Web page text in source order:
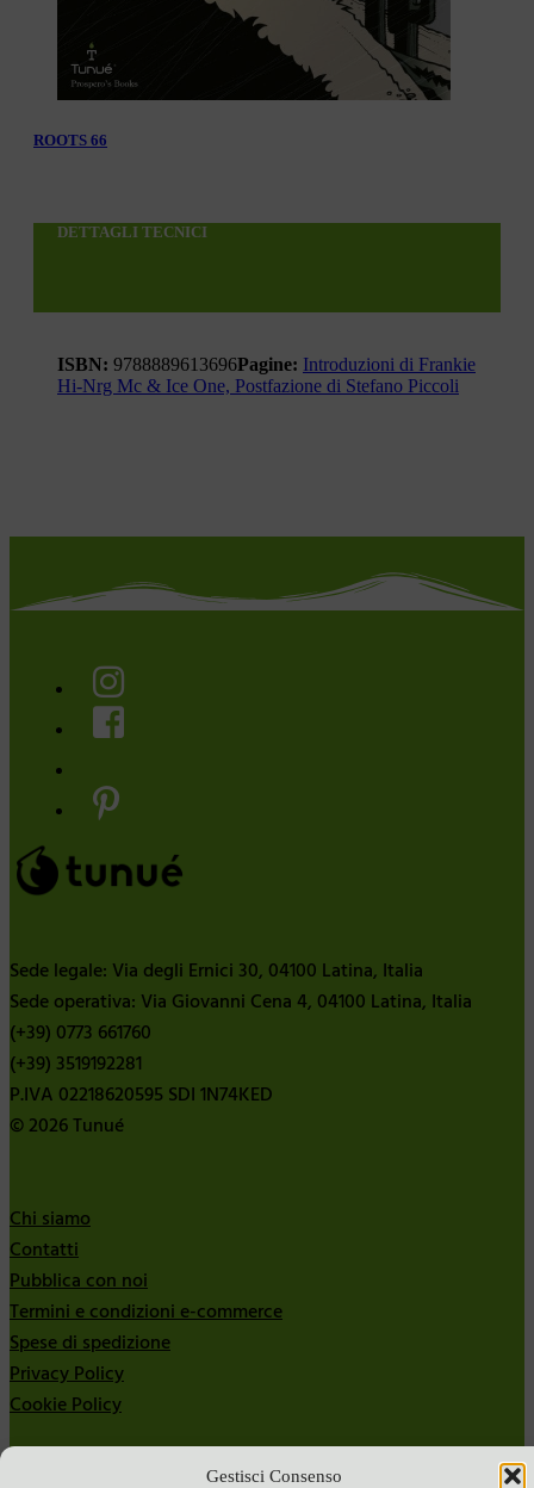
Gestisci Consenso
ROOTS 66
DETTAGLI TECNICI
ISBN: 9788889613696Pagine: Introduzioni di Frankie
Hi-Nrg Mc & Ice One, Postfazione di Stefano Piccoli
Sede legale: Via degli Ernici 30, 04100 Latina, Italia
Sede operativa: Via Giovanni Cena 4, 04100 Latina, Italia
(+39) 0773 661760
(+39) 3519192281
P.IVA 02218620595 SDI 1N74KED
© 2026 Tunué
Chi siamo
Contatti
Pubblica con noi
Termini e condizioni e-commerce
Spese di spedizione
Privacy Policy
Cookie Policy
Bandi